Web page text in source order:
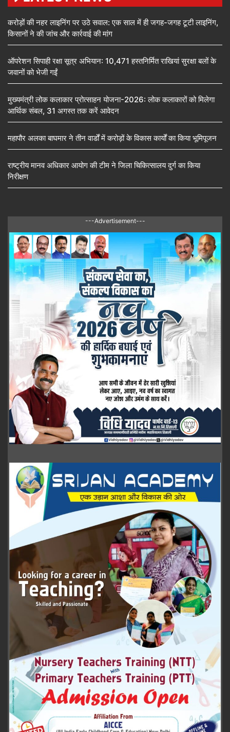
करोड़ों की नहर लाइनिंग पर उठे सवाल: एक साल में ही जगह-जगह टूटी लाइनिंग,
किसानों ने की जांच और कार्रवाई की मांग
ऑपरेशन सिपाही रक्षा सूत्र अभियान: 10,471 हस्तनिर्मित राखियां सुरक्षा बलों के
जवानों को भेजी गईं
मुख्यमंत्री लोक कलाकार प्रोत्साहन योजना-2026: लोक कलाकारों को मिलेगा
आर्थिक संबल, 31 अगस्त तक करें आवेदन
महापौर अलका बाघमार ने तीन वार्डों में करोड़ों के विकास कार्यों का किया भूमिपूजन
राष्ट्रीय मानव अधिकार आयोग की टीम ने जिला चिकित्सालय दुर्ग का किया
निरीक्षण
---Advertisement---